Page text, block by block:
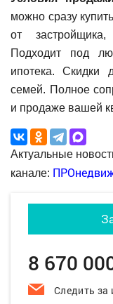
можно сразу
от
Подходит под
ипотека. Скидки
семей. Полное
и продаже вашей
Актуальные
канале:
8 670
Следить за